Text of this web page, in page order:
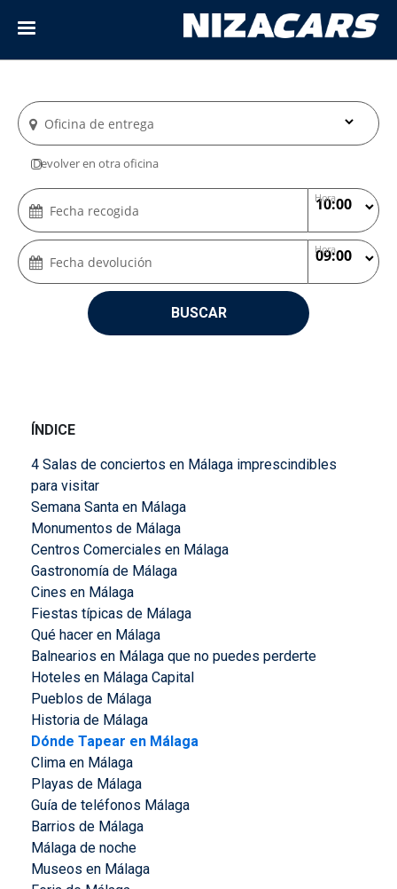
Oficina de entrega
Devolver en otra oficina
Fecha recogida
Hora
Fecha devolución
Hora
BUSCAR
ÍNDICE
4 Salas de conciertos en Málaga imprescindibles
para visitar
Semana Santa en Málaga
Monumentos de Málaga
Centros Comerciales en Málaga
Gastronomía de Málaga
Cines en Málaga
Fiestas típicas de Málaga
Qué hacer en Málaga
Balnearios en Málaga que no puedes perderte
Hoteles en Málaga Capital
Pueblos de Málaga
Historia de Málaga
Dónde Tapear en Málaga
Clima en Málaga
Playas de Málaga
Guía de teléfonos Málaga
Barrios de Málaga
Málaga de noche
Museos en Málaga